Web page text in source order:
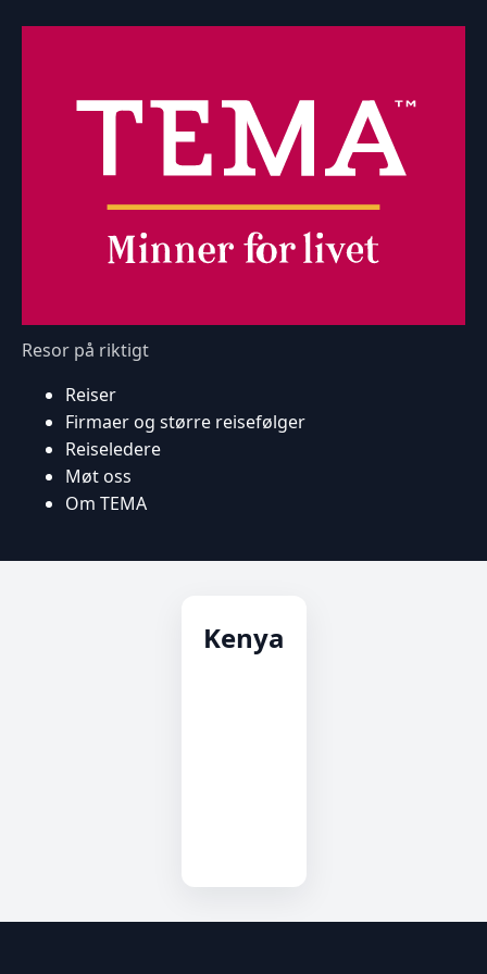
Resor på riktigt
Reiser
Firmaer og større reisefølger
Reiseledere
Møt oss
Om TEMA
Kenya